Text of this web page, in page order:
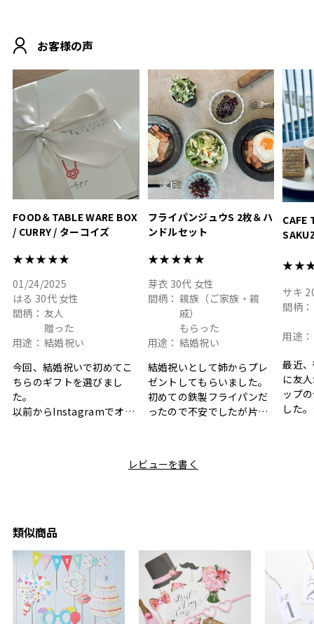
おうちカフェもお洒落にな
って嬉しい𖠚 ⡱
.
#hyacca #結婚祝い
素敵なギフトを
ありがとうございました
#hyacca #結婚祝い
#お祝い #プレゼント
真っ
いい
#結婚
淡色
結婚
色イ
お客様の声
FOOD＆TABLE WARE BOX
/ CURRY / ターコイズ
★★★★★
01/24/2025
はる 30代 女性
間柄： 友人
贈った
用途： 結婚祝い
今回、結婚祝いで初めてこ
ちらのギフトを選びまし
た。
以前からInstagramでオシ
と大好きなカレーのセット
ちらも大変気に入ったと写
った時は、HYACCAギフト
を選んでよかったし他の友
人にもお勧めしたいと感じ
ました。
フライパンジュウS 2枚＆ハ
ンドルセット
★★★★★
芽衣 30代 女性
間柄： 親族（ご家族・親
戚）
もらった
用途： 結婚祝い
結婚祝いとして姉からプレ
ゼントしてもらいました。
初めての鉄製フライパンだ
ったので不安でしたが片手
利です。洗い物も減って一
で、いい思い出になりまし
た。
CAFE
サキ
間柄：
用途：
最近
に友
ップ
した。
ヒー
レビューを書く
類似商品